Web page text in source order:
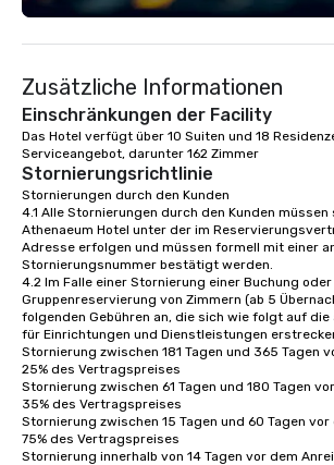
Zusätzliche Informationen
Einschränkungen der Facility
Das Hotel verfügt über 10 Suiten und 18
Serviceangebot, darunter 162 Zimmer
Stornierungsrichtlinie
Stornierungen durch den Kunden
4.1 Alle Stornierungen durch den Kunden
Athenaeum Hotel unter der im
Adresse erfolgen und müssen formell mit einer
Stornierungsnummer bestätigt werden.
4.2 Im Falle einer Stornierung einer Buchung
Gruppenreservierung von Zimmern (ab 5
folgenden Gebühren an, die sich wie folgt auf die
für Einrichtungen und Dienstleistungen
Stornierung zwischen 181 Tagen und 365 Tagen
25% des Vertragspreises
Stornierung zwischen 61 Tagen und 180 Tagen
35% des Vertragspreises
Stornierung zwischen 15 Tagen und 60 Tagen
75% des Vertragspreises
Stornierung innerhalb von 14 Tagen vor dem